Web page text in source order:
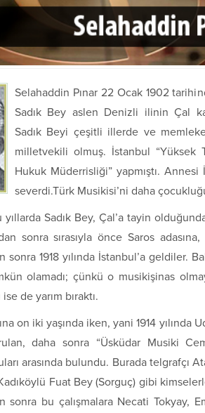
Selahaddin Pınar 22 Ocak 1902
Sadık Bey aslen Denizli ilinin Çal
Sadık Beyi çeşitli illerde ve
milletvekili olmuş. İstanbul “Yüksek
Hukuk Müderrisliği” yapmıştı.
severdi.Türk Musikisi’ni daha
Sadık Bey, Çal’a tayin
sonra sırasıyla önce Saros
sonra 1918 yılında İstanbul’a geldiler.
olamadı; çünkü o musikişinas
de yarım bıraktı.
on iki yaşında iken, yani 1914 yılında
daha sonra “Üsküdar Musiki
arasında bulundu. Burada telgrafçı
Fuat Bey (Sorguç) gibi
sonra bu çalışmalara Necati Tokyay,
Sipihr Makamı